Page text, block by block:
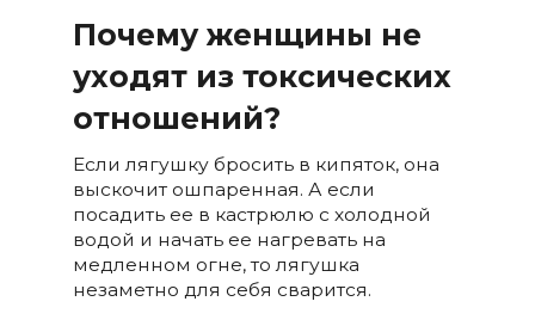
Почему женщины не
уходят из токсических
отношений?
Если лягушку бросить в кипяток, она
выскочит ошпаренная. А если
посадить ее в кастрюлю с холодной
водой и начать ее нагревать на
медленном огне, то лягушка
незаметно для себя сварится.